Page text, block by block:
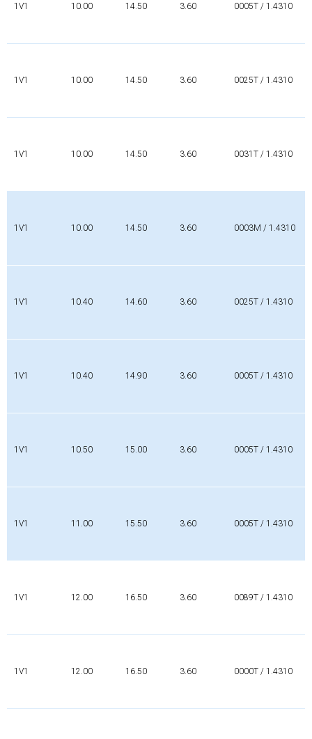
1V1 10.00 14.50 3.60 0005T / 1.4310
1V1 10.00 14.50 3.60 0025T / 1.4310
1V1 10.00 14.50 3.60 0031T / 1.4310
1V1 10.00 14.50 3.60 0003M / 1.4310
1V1 10.40 14.60 3.60 0025T / 1.4310
1V1 10.40 14.90 3.60 0005T / 1.4310
1V1 10.50 15.00 3.60 0005T / 1.4310
1V1 11.00 15.50 3.60 0005T / 1.4310
1V1 12.00 16.50 3.60 0089T / 1.4310
1V1 12.00 16.50 3.60 0000T / 1.4310